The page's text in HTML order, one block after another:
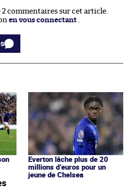
2 commentaires sur cet article.
en vous connectant .
Everton lâche plus de 20
millions d’euros pour un
jeune de Chelsea